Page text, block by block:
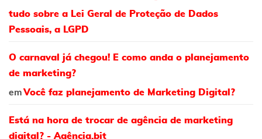
tudo sobre a Lei Geral de Proteção de Dados
Pessoais, a LGPD
O carnaval já chegou! E como anda o planejamento
de marketing?
emVocê faz planejamento de Marketing Digital?
Está na hora de trocar de agência de marketing
digital? - Agência.bit